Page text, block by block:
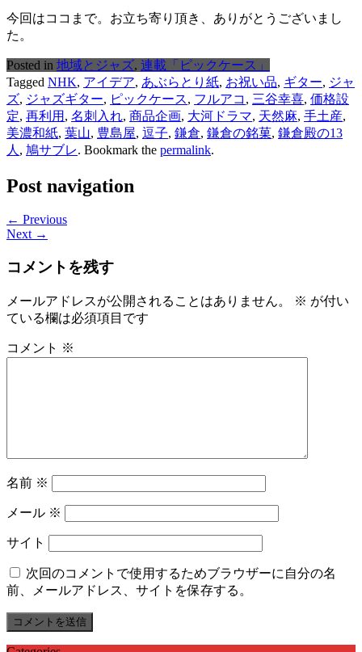
今回はココまで。お立ち寄り頂き、ありがとうございまし
た。
Posted in 地域とジャズ, 連載「ピックケース」
Tagged NHK, アイデア, あぶらとり紙, お祝い品, ギター, ジャ
ズ, ジャズギター, ピックケース, フルアコ , 三谷幸喜, 価格設
定, 再利用 , 名刺入れ, 商品企画, 大河ドラマ, 天然麻, 手土産,
美濃和紙, 葉山, 豊島屋, 逗子, 鎌倉, 鎌倉の銘菓, 鎌倉殿の13
人 , 鳩サブレ. Bookmark the permalink.
Post navigation
← Previous
Next →
コメントを残す
メールアドレスが公開されることはありません。 ※ が付い
ている欄は必須項目です
コメント ※
名前 ※
メール ※
サイト
次回のコメントで使用するためブラウザーに自分の名
前、メールアドレス、サイトを保存する。